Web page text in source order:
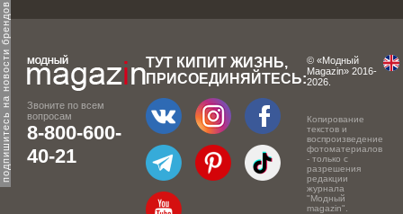
подпишитесь на новости брендов
Звоните по всем
вопросам
8-800-600-
40-21
ТУТ КИПИТ ЖИЗНЬ,
ПРИСОЕДИНЯЙТЕСЬ:
© «Модный
Magazin» 2016-
2026.
Копирование
текстов и
воспроизведение
фотоматериалов
- только с
разрешения
редакции
журнала
"Модный
magazin".